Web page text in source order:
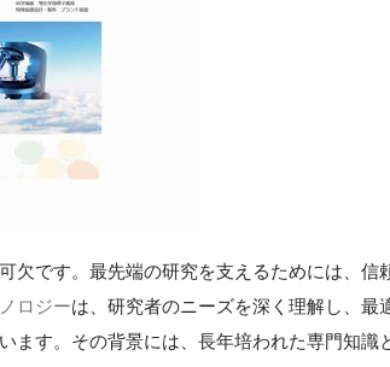
欠です。最先端の研究を支えるためには、信
ロジーは、研究者のニーズを深く理解し、最
ます。その背景には、長年培われた専門知識